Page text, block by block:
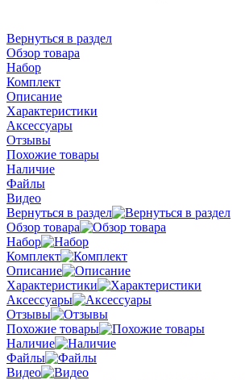
Вернуться в раздел
Обзор товара
Набор
Комплект
Описание
Характеристики
Аксессуары
Отзывы
Похожие товары
Наличие
Файлы
Видео
Вернуться в раздел
Обзор товара
Набор
Комплект
Описание
Характеристики
Аксессуары
Отзывы
Похожие товары
Наличие
Файлы
Видео